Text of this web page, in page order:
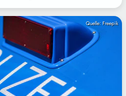
Quelle: Freepik